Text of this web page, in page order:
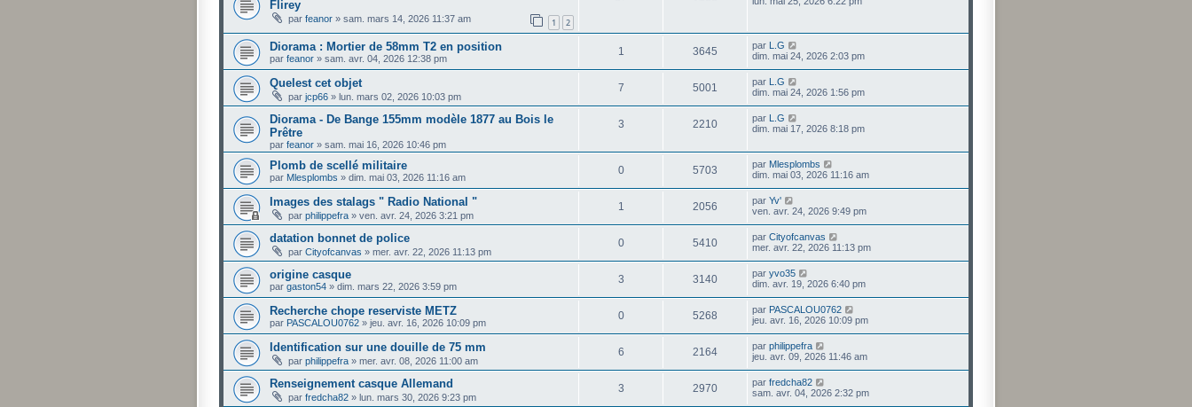
Flirey
par feanor » sam. mars 14, 2026 11:37 am 1 2
Diorama : Mortier de 58mm T2 en position
par feanor » sam. avr. 04, 2026 12:38 pm
1 3645 par L.G
dim. mai 24, 2026 2:03 pm
Quelest cet objet
par jcp66 » lun. mars 02, 2026 10:03 pm
7 5001 par L.G
dim. mai 24, 2026 1:56 pm
Diorama - De Bange 155mm modèle 1877 au Bois le
Prêtre
par feanor » sam. mai 16, 2026 10:46 pm
3 2210 par L.G
dim. mai 17, 2026 8:18 pm
Plomb de scellé militaire
par Mlesplombs » dim. mai 03, 2026 11:16 am
0 5703 par Mlesplombs
dim. mai 03, 2026 11:16 am
Images des stalags " Radio National "
par philippefra » ven. avr. 24, 2026 3:21 pm
1 2056 par Yv'
ven. avr. 24, 2026 9:49 pm
datation bonnet de police
par Cityofcanvas » mer. avr. 22, 2026 11:13 pm
0 5410 par Cityofcanvas
mer. avr. 22, 2026 11:13 pm
origine casque
par gaston54 » dim. mars 22, 2026 3:59 pm
3 3140 par yvo35
dim. avr. 19, 2026 6:40 pm
Recherche chope reserviste METZ
par PASCALOU0762 » jeu. avr. 16, 2026 10:09 pm
0 5268 par PASCALOU0762
jeu. avr. 16, 2026 10:09 pm
Identification sur une douille de 75 mm
par philippefra » mer. avr. 08, 2026 11:00 am
6 2164 par philippefra
jeu. avr. 09, 2026 11:46 am
Renseignement casque Allemand
par fredcha82 » lun. mars 30, 2026 9:23 pm
3 2970 par fredcha82
sam. avr. 04, 2026 2:32 pm